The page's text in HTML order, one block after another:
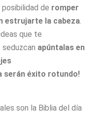
de romper
estrujarte la cabeza.
que te
seduzcan apúntalas en
serán éxito rotundo!
son la Biblia del día